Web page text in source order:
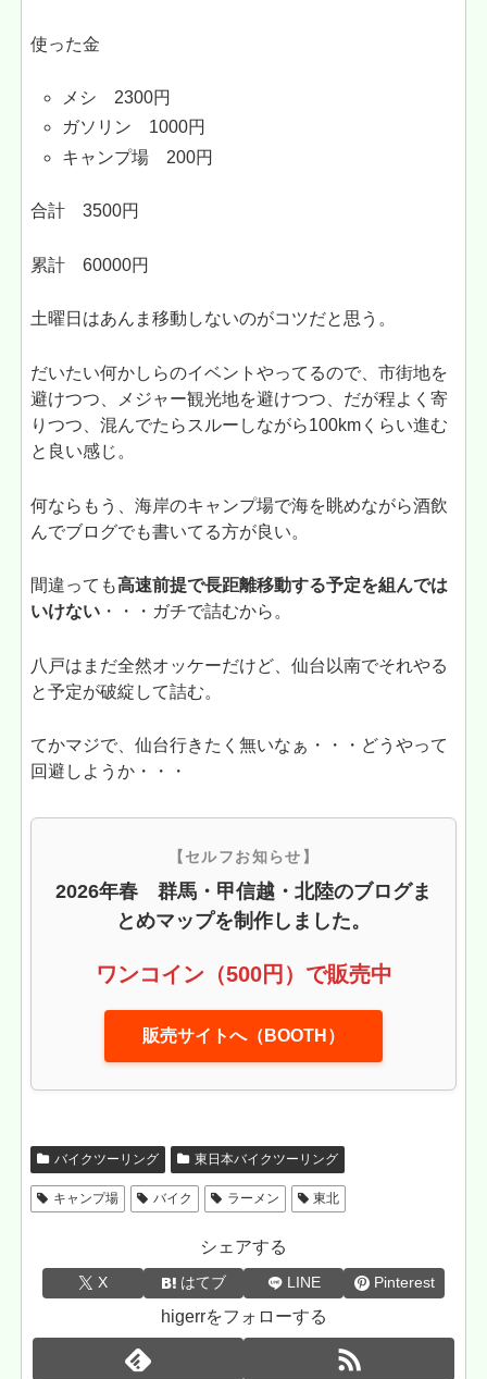
使った金
メシ 2300円
ガソリン 1000円
キャンプ場 200円
合計 3500円
累計 60000円
土曜日はあんま移動しないのがコツだと思う。
だいたい何かしらのイベントやってるので、市街地を
避けつつ、メジャー観光地を避けつつ、だが程よく寄
りつつ、混んでたらスルーしながら100kmくらい進む
と良い感じ。
何ならもう、海岸のキャンプ場で海を眺めながら酒飲
んでブログでも書いてる方が良い。
間違っても高速前提で長距離移動する予定を組んでは
いけない ・・・ガチで詰むから。
八戸はまだ全然オッケーだけど、仙台以南でそれやる
と予定が破綻して詰む。
てかマジで、仙台行きたく無いなぁ・・・どうやって
回避しようか・・・
【セルフお知らせ】
2026年春 群馬・甲信越・北陸のブログま
とめマップを制作しました。
ワンコイン（500円）で販売中
販売サイトへ（BOOTH）
バイクツーリング 東日本バイクツーリング
キャンプ場 バイク ラーメン 東北
シェアする
X はてブ LINE Pinterest
higerrをフォローする